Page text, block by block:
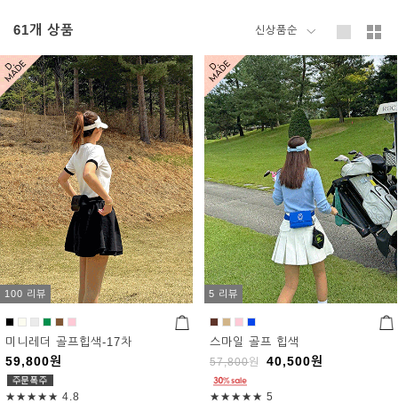
61개 상품
100 리뷰
미니레더 골프힙색-17차
59,800원
★★★★★ 4.8
5 리뷰
스마일 골프 힙색
57,800원 40,500원
★★★★★ 5